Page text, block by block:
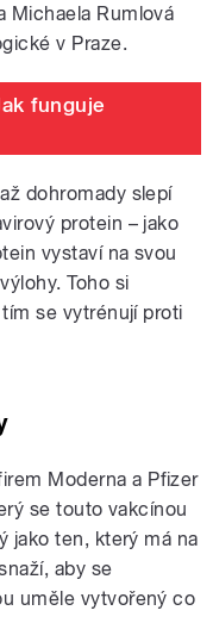
Michaela Rumlová
v Praze.
funguje
dohromady slepí
protein – jako
vystaví na svou
Toho si
se vytrénují proti
Moderna a Pfizer
se touto vakcínou
jako ten, který má na
aby se
uměle vytvořený co